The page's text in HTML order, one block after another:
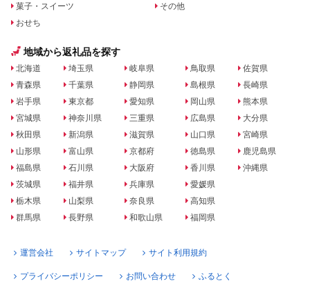
菓子・スイーツ
おせち
その他
地域から返礼品を探す
北海道
青森県
岩手県
宮城県
秋田県
山形県
福島県
茨城県
栃木県
群馬県
埼玉県
千葉県
東京都
神奈川県
新潟県
富山県
石川県
福井県
山梨県
長野県
岐阜県
静岡県
愛知県
三重県
滋賀県
京都府
大阪府
兵庫県
奈良県
和歌山県
鳥取県
島根県
岡山県
広島県
山口県
徳島県
香川県
愛媛県
高知県
福岡県
佐賀県
長崎県
熊本県
大分県
宮崎県
鹿児島県
沖縄県
運営会社 サイトマップ サイト利用規約
プライバシーポリシー お問い合わせ ふるとく